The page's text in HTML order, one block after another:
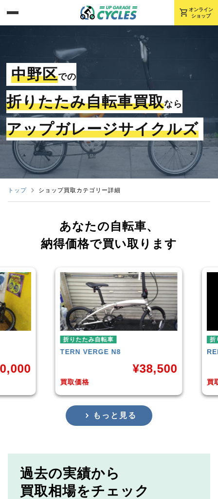
shopping_cart オンライン
ショップ
中野区での
折りたたみ自転車買取なら
アップガレージサイクルズ
トップ ショップ買取カテゴリー詳細
あなたの自転車、
納得価格で買い取ります
¥38,500
折りたたみ自転車
RENAULTLIGHT-8 AL-FDB140
買取価格
¥16,799
もっと見る
過去の実績から
買取相場をチェック